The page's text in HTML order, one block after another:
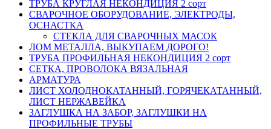
ТРУБА КРУГЛАЯ НЕКОНДИЦИЯ 2 сорт
СВАРОЧНОЕ ОБОРУДОВАНИЕ, ЭЛЕКТРОДЫ,
ОСНАСТКА
СТЕКЛА ДЛЯ СВАРОЧНЫХ МАСОК
ЛОМ МЕТАЛЛА, ВЫКУПАЕМ ДОРОГО!
ТРУБА ПРОФИЛЬНАЯ НЕКОНДИЦИЯ 2 сорт
СЕТКА, ПРОВОЛОКА ВЯЗАЛЬНАЯ
АРМАТУРА
ЛИСТ ХОЛОДНОКАТАННЫЙ, ГОРЯЧЕКАТАННЫЙ,
ЛИСТ НЕРЖАВЕЙКА
ЗАГЛУШКА НА ЗАБОР, ЗАГЛУШКИ НА
ПРОФИЛЬНЫЕ ТРУБЫ